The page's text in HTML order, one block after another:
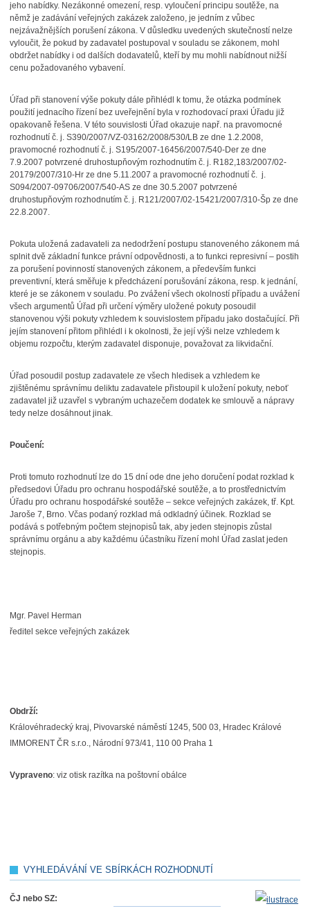
jeho nabídky. Nezákonné omezení, resp. vyloučení principu soutěže, na
němž je zadávání veřejných zakázek založeno, je jedním z vůbec
nejzávažnějších porušení zákona. V důsledku uvedených skutečností nelze
vyloučit, že pokud by zadavatel postupoval v souladu se zákonem, mohl
obdržet nabídky i od dalších dodavatelů, kteří by mu mohli nabídnout nižší
cenu požadovaného vybavení.
Úřad při stanovení výše pokuty dále přihlédl k tomu, že otázka podmínek
použití jednacího řízení bez uveřejnění byla v rozhodovací praxi Úřadu již
opakovaně řešena. V této souvislosti Úřad okazuje např. na pravomocné
rozhodnutí č. j. S390/2007/VZ-03162/2008/530/LB ze dne 1.2.2008,
pravomocné rozhodnutí č. j. S195/2007-16456/2007/540-Der ze dne
7.9.2007 potvrzené druhostupňovým rozhodnutím č. j. R182,183/2007/02-
20179/2007/310-Hr ze dne 5.11.2007 a pravomocné rozhodnutí č. j.
S094/2007-09706/2007/540-AS ze dne 30.5.2007 potvrzené
druhostupňovým rozhodnutím č. j. R121/2007/02-15421/2007/310-Šp ze dne
22.8.2007.
Pokuta uložená zadavateli za nedodržení postupu stanoveného zákonem má
splnit dvě základní funkce právní odpovědnosti, a to funkci represivní – postih
za porušení povinností stanovených zákonem, a především funkci
preventivní, která směřuje k předcházení porušování zákona, resp. k jednání,
které je se zákonem v souladu. Po zvážení všech okolností případu a uvážení
všech argumentů Úřad při určení výměry uložené pokuty posoudil
stanovenou výši pokuty vzhledem k souvislostem případu jako dostačující. Při
jejím stanovení přitom přihlédl i k okolnosti, že její výši nelze vzhledem k
objemu rozpočtu, kterým zadavatel disponuje, považovat za likvidační.
Úřad posoudil postup zadavatele ze všech hledisek a vzhledem ke
zjištěnému správnímu deliktu zadavatele přistoupil k uložení pokuty, neboť
zadavatel již uzavřel s vybraným uchazečem dodatek ke smlouvě a nápravy
tedy nelze dosáhnout jinak.
Poučení:
Proti tomuto rozhodnutí lze do 15 dní ode dne jeho doručení podat rozklad k
předsedovi Úřadu pro ochranu hospodářské soutěže, a to prostřednictvím
Úřadu pro ochranu hospodářské soutěže – sekce veřejných zakázek, tř. Kpt.
Jaroše 7, Brno. Včas podaný rozklad má odkladný účinek. Rozklad se
podává s potřebným počtem stejnopisů tak, aby jeden stejnopis zůstal
správnímu orgánu a aby každému účastníku řízení mohl Úřad zaslat jeden
stejnopis.
Mgr. Pavel Herman
ředitel sekce veřejných zakázek
Obdrží:
Královéhradecký kraj, Pivovarské náměstí 1245, 500 03, Hradec Králové
IMMORENT ČR s.r.o., Národní 973/41, 110 00 Praha 1
Vypraveno: viz otisk razítka na poštovní obálce
VYHLEDÁVÁNÍ VE SBÍRKÁCH ROZHODNUTÍ
ČJ nebo SZ: